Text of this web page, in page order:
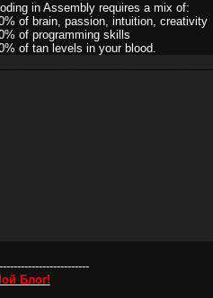
in Assembly requires a mix of:
of brain, passion, intuition, creativity
of programming skills
of tan levels in your blood.
Блог!